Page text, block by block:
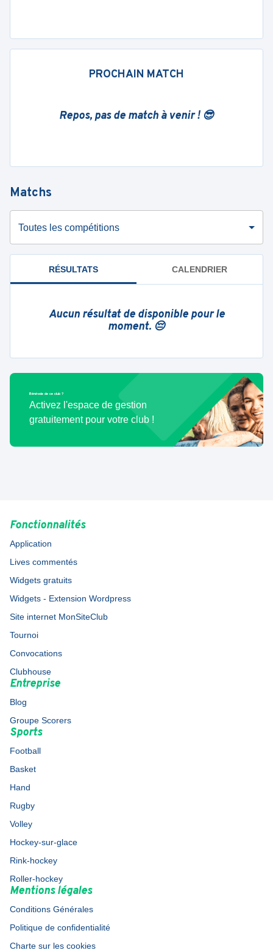
PROCHAIN MATCH
Repos, pas de match à venir ! 😎
Matchs
Toutes les compétitions
RÉSULTATS CALENDRIER
Aucun résultat de disponible pour le
moment. 😔
Bénévole de ce club ?
Activez l'espace de gestion
gratuitement pour votre club !
Fonctionnalités
Application
Lives commentés
Widgets gratuits
Widgets - Extension Wordpress
Site internet MonSiteClub
Tournoi
Convocations
Clubhouse
Entreprise
Blog
Groupe Scorers
Sports
Football
Basket
Hand
Rugby
Volley
Hockey-sur-glace
Rink-hockey
Roller-hockey
Mentions légales
Conditions Générales
Politique de confidentialité
Charte sur les cookies